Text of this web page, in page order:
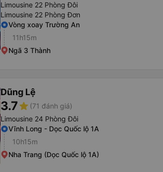
Limousine 22 Phòng Đôi
Limousine 22 Phòng Đơn
Vòng xoay Trường An
11h15m
Ngã 3 Thành
Dũng Lệ
3.7star (71 đánh giá)
Limousine 24 Phòng Đôi
Vĩnh Long - Dọc Quốc lộ 1A
10h15m
Nha Trang (Dọc Quốc lộ 1A)